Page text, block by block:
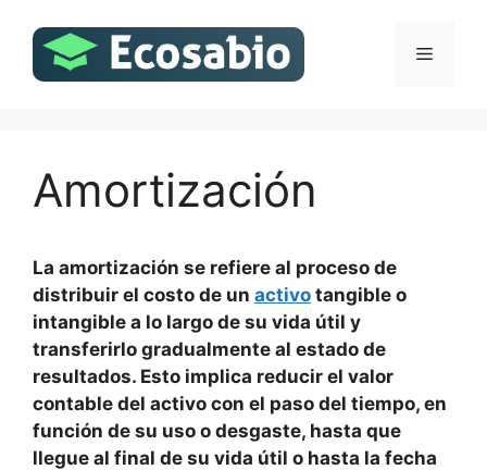
contenido
Menú
Amortización
La amortización se refiere al proceso de
distribuir el costo de un activo tangible o
intangible a lo largo de su vida útil y
transferirlo gradualmente al estado de
resultados. Esto implica reducir el valor
contable del activo con el paso del tiempo, en
función de su uso o desgaste, hasta que
llegue al final de su vida útil o hasta la fecha